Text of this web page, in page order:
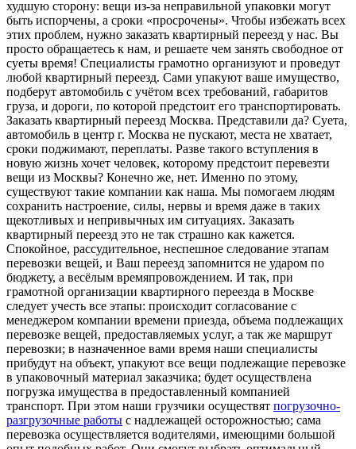
худшую сторону: вещи из-за неправильной упаковки могут
быть испорчены, а сроки «просрочены». Чтобы избежать всех
этих проблем, нужно заказать квартирный переезд у нас. Вы
просто обращаетесь к нам, и решаете чем занять свободное от
суеты время! Специалисты грамотно организуют и проведут
любой квартирный переезд. Сами упакуют ваше имущество,
подберут автомобиль с учётом всех требований, габаритов
груза, и дороги, по которой предстоит его транспортировать.
Заказать квартирный переезд Москва. Представили да? Суета,
автомобиль в центр г. Москва не пускают, места не хватает,
сроки поджимают, переплаты. Разве такого вступления в
новую жизнь хочет человек, которому предстоит перевезти
вещи из Москвы? Конечно же, нет. Именно по этому,
существуют такие компании как наша. Мы помогаем людям
сохранить настроение, силы, нервы и время даже в таких
щекотливых и непривычных им ситуациях. Заказать
квартирный переезд это не так страшно как кажется.
Спокойное, рассудительное, неспешное следование этапам
перевозки вещей, и Ваш переезд запомнится не ударом по
бюджету, а весёлым времяпровождением. И так, при
грамотной организации квартирного переезда в Москве
следует учесть все этапы: происходит согласование с
менеджером компании времени приезда, объема подлежащих
перевозке вещей, предоставляемых услуг, а так же маршрут
перевозки; в назначенное вами время наши специалисты
прибудут на объект, упакуют все вещи подлежащие перевозке
в упаковочный материал заказчика; будет осуществлена
погрузка имущества в предоставленный компанией
транспорт. При этом наши грузчики осуществят погрузочно-
разгрузочные работы с надлежащей осторожностью; сама
перевозка осуществляется водителями, имеющими большой